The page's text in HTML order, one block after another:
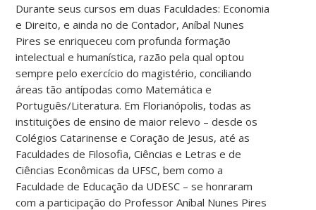
Durante seus cursos em duas Faculdades: Economia
e Direito, e ainda no de Contador, Aníbal Nunes
Pires se enriqueceu com profunda formação
intelectual e humanística, razão pela qual optou
sempre pelo exercício do magistério, conciliando
áreas tão antípodas como Matemática e
Português/Literatura. Em Florianópolis, todas as
instituições de ensino de maior relevo – desde os
Colégios Catarinense e Coração de Jesus, até as
Faculdades de Filosofia, Ciências e Letras e de
Ciências Econômicas da UFSC, bem como a
Faculdade de Educação da UDESC – se honraram
com a participação do Professor Aníbal Nunes Pires